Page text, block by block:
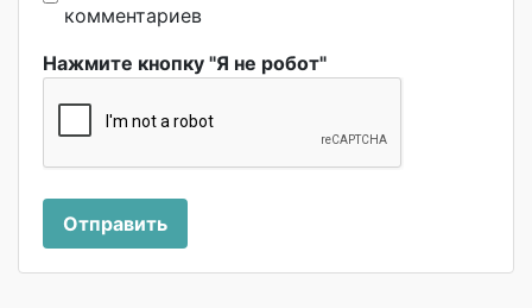
комментариев
Нажмите кнопку "Я не робот"
Отправить